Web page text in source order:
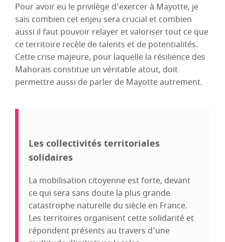
Pour avoir eu le privilège d’exercer à Mayotte, je
sais combien cet enjeu sera crucial et combien
aussi il faut pouvoir relayer et valoriser tout ce que
ce territoire recèle de talents et de potentialités.
Cette crise majeure, pour laquelle la résilience des
Mahorais constitue un véritable atout, doit
permettre aussi de parler de Mayotte autrement.
Les collectivités territoriales
solidaires
La mobilisation citoyenne est forte, devant
ce qui sera sans doute la plus grande
catastrophe naturelle du siècle en France.
Les territoires organisent cette solidarité et
répondent présents au travers d'une